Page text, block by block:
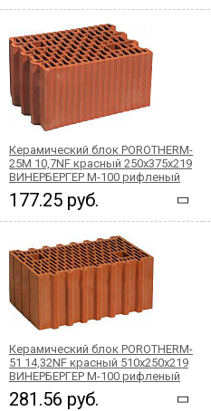
Керамический блок POROTHERM-
25М 10,7NF красный 250x375x219
ВИНЕРБЕРГЕР М-100 рифленый
177.25 руб.
Керамический блок POROTHERM-
51 14,32NF красный 510x250x219
ВИНЕРБЕРГЕР М-100 рифленый
281.56 руб.